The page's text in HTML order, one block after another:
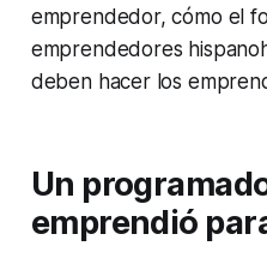
emprendedor, cómo el
emprendedores
deben hacer los
Un
emprendió